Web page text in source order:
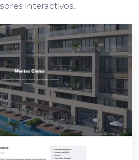
interactivos.